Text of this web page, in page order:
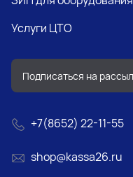
Услуги ЦТО
+7(8652) 22-11-55
shop@kassa26.ru